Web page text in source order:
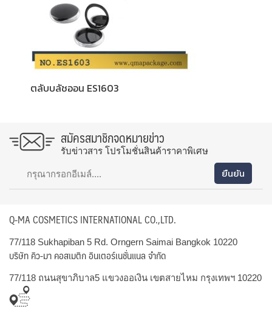
ตลับบลัชออน ES1603
สมัครสมาชิกจดหมายข่าว
รับข่าวสาร โปรโมชั่นสินค้าราคาพิเศษ
Q-MA COSMETICS INTERNATIONAL CO.,LTD.
77/118 Sukhapiban 5 Rd. Orngern Saimai Bangkok 10220
บริษัท คิว-มา คอสเมติก อินเตอร์เนชั่นแนล จำกัด
77/118 ถนนสุขาภิบาล5 แขวงออเงิน เขตสายไหม กรุงเทพฯ 10220